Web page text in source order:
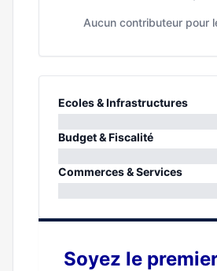
Aucun contributeur pour
Ecoles & Infrastructures
0%
Budget & Fiscalité
0%
Commerces & Services
Soyez le